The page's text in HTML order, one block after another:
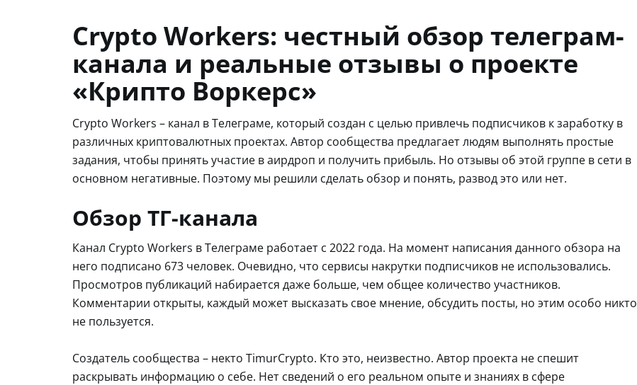
Crypto Workers: честный обзор телеграм-
канала и реальные отзывы о проекте
«Крипто Воркерс»
Crypto Workers – канал в Телеграме, который создан с целью привлечь подписчиков к заработку в
различных криптовалютных проектах. Автор сообщества предлагает людям выполнять простые
задания, чтобы принять участие в аирдроп и получить прибыль. Но отзывы об этой группе в сети в
основном негативные. Поэтому мы решили сделать обзор и понять, развод это или нет.
Обзор ТГ-канала
Канал Crypto Workers в Телеграме работает с 2022 года. На момент написания данного обзора на
него подписано 673 человек. Очевидно, что сервисы накрутки подписчиков не использовались.
Просмотров публикаций набирается даже больше, чем общее количество участников.
Комментарии открыты, каждый может высказать свое мнение, обсудить посты, но этим особо никто
не пользуется.
Создатель сообщества – некто TimurCrypto. Кто это, неизвестно. Автор проекта не спешит
раскрывать информацию о себе. Нет сведений о его реальном опыте и знаниях в сфере